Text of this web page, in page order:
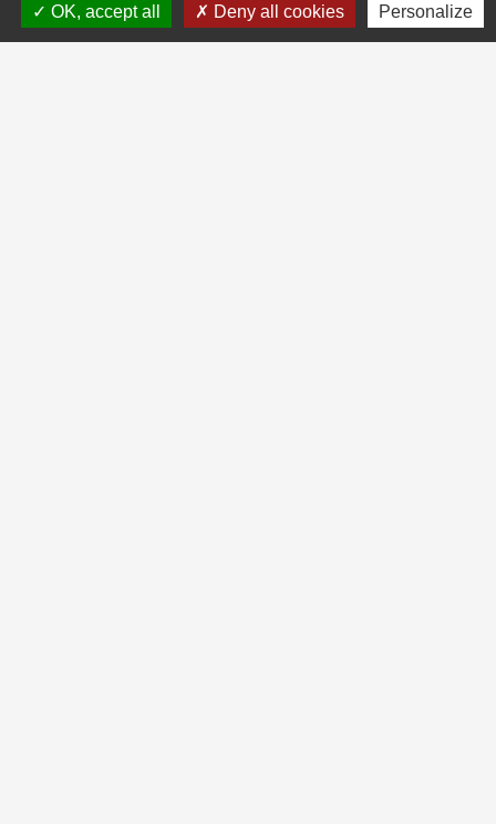
OK, accept all
Deny all cookies Personalize